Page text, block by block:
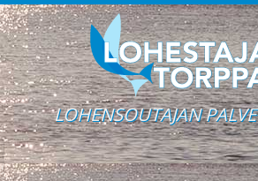
LOHENSOUTAJAN